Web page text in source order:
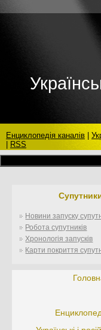
Енциклопедія каналів
RSS
Новини запуску
Робота супутників
Хронологія запусків
Карти покриття